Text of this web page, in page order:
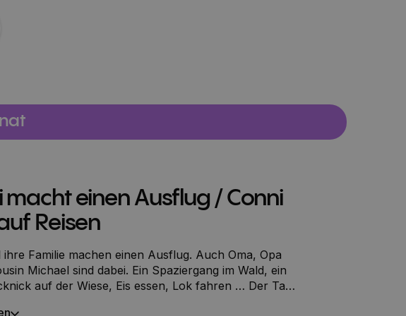
macht einen Ausflug / Conni
Reisen
ihre Familie machen einen Ausflug. Auch Oma, Opa
Michael sind dabei. Ein Spaziergang im Wald, ein
auf der Wiese, Eis essen, Lok fahren … Der Tag